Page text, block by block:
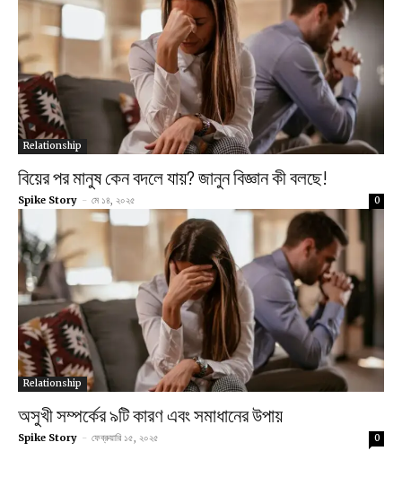
Relationship
বিয়ের পর মানুষ কেন বদলে যায়? জানুন বিজ্ঞান কী বলছে!
Spike Story - মে ১৪, ২০২৫ 0
Relationship
অসুখী সম্পর্কের ৯টি কারণ এবং সমাধানের উপায়
Spike Story - ফেব্রুয়ারি ১৫, ২০২৫ 0